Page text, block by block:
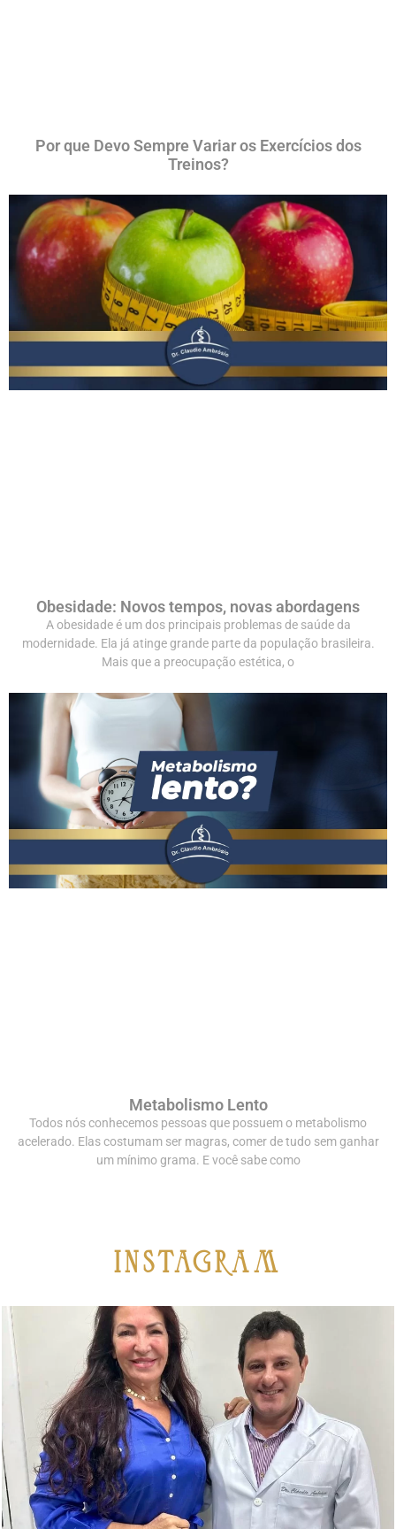
Por que Devo Sempre Variar os Exercícios dos
Treinos?
Obesidade: Novos tempos, novas abordagens
A obesidade é um dos principais problemas de saúde da
modernidade. Ela já atinge grande parte da população brasileira.
Mais que a preocupação estética, o
Metabolismo Lento
Todos nós conhecemos pessoas que possuem o metabolismo
acelerado. Elas costumam ser magras, comer de tudo sem ganhar
um mínimo grama. E você sabe como
iNSTAGRAM